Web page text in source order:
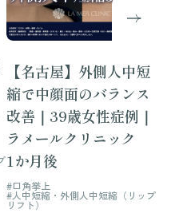
【名古屋】外側人中短
縮で中顔面のバランス
改善｜39歳女性症例｜
ラメールクリニック
1か月後
#口角挙上
#人中短縮・外側人中短縮（リップ
リフト）